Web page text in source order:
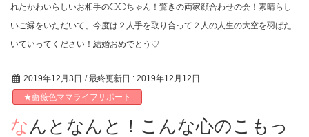
れたかわいらしいお相手の◯◯ちゃん！驚きの両家顔合わせの会！素晴らし
いご縁をいただいて、今度は２人手を取り合って２人の人生の大空を羽ばた
いていってください！結婚おめでとう♡
2019年12月3日 / 最終更新日 : 2019年12月12日
★薔薇色ママライフサポート
なんとなんと！こんな心のこもっ